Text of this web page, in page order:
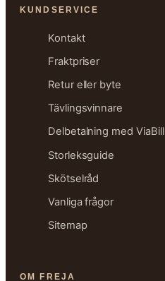
KUNDSERVICE
Kontakt
Fraktpriser
Retur eller byte
Tävlingsvinnare
Delbetalning med ViaBill
Storleksguide
Skötselråd
Vanliga frågor
Sitemap
OM FREJA